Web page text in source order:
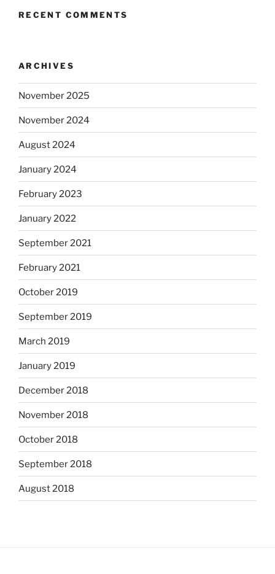
RECENT COMMENTS
ARCHIVES
November 2025
November 2024
August 2024
January 2024
February 2023
January 2022
September 2021
February 2021
October 2019
September 2019
March 2019
January 2019
December 2018
November 2018
October 2018
September 2018
August 2018